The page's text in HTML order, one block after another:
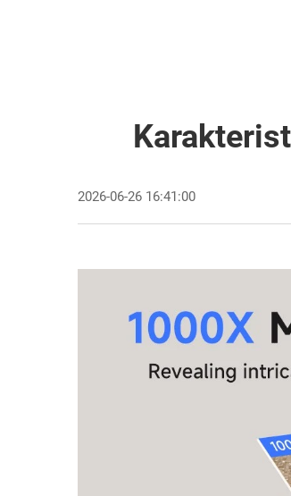
2026-06-26 16:41:00